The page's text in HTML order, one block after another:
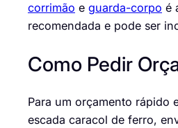
corrimão e guarda-corpo é
recomendada e pode ser
Como Pedir
Para um orçamento rápido
escada caracol de ferro,